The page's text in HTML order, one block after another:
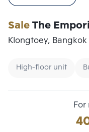
SaleThe
Klongtoey, Bangkok
High-floor unit